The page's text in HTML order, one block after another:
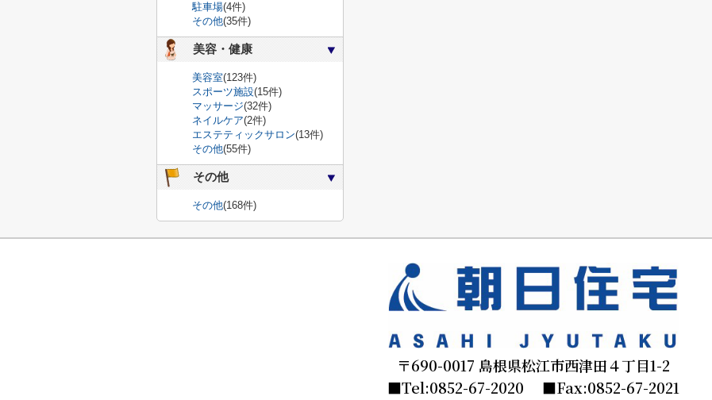
駐車場(4件)
その他(35件)
美容・健康
美容室(123件)
スポーツ施設(15件)
マッサージ(32件)
ネイルケア(2件)
エステティックサロン(13件)
その他(55件)
その他
その他(168件)
〒690-0017 島根県松江市西津田４丁目1-2
■Tel:0852-67-2020 ■Fax:0852-67-2021